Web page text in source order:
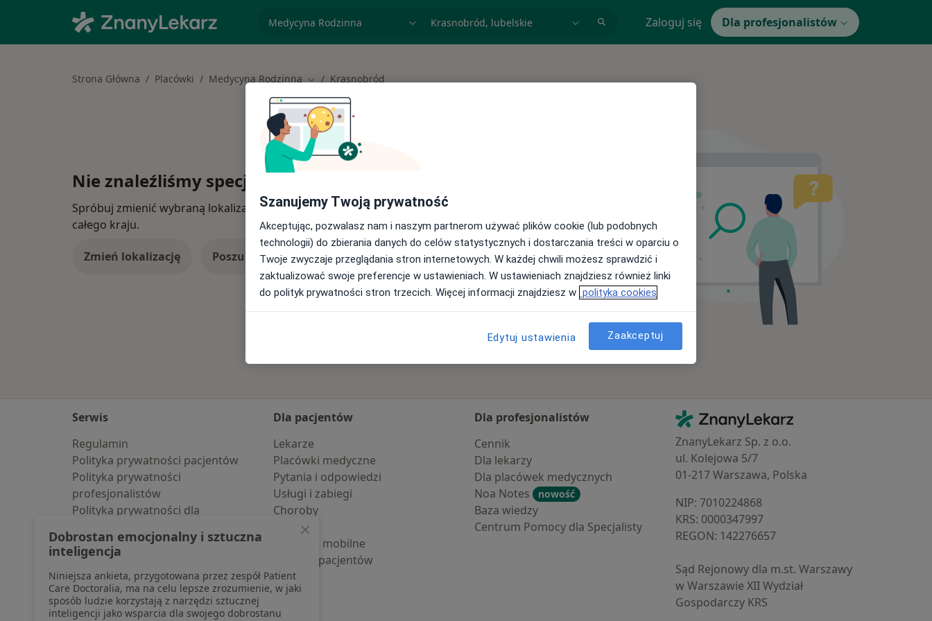
miasto lub dzielnica Zaloguj się Dla profesjonalistów
Strona Główna Placówki Medycyna Rodzinna Zmień miasto
Krasnobród
Nie znaleźliśmy specjalistów spełniających podane kryteria
Spróbuj zmienić wybraną lokalizację lub wypróbuj konsultacje online ze specjalistami z
całego kraju.
Zmień lokalizację Poszukaj konsultacji online
Serwis
Regulamin
Polityka prywatności pacjentów
Polityka prywatności
profesjonalistów
Polityka prywatności dla
pozyskaliśmy samodzielnie
Polityka cookies
Jak działają wyniki wyszukiwania
Dostępność
O nas
Dla pacjentów
Lekarze
Placówki medyczne
Pytania i odpowiedzi
Usługi i zabiegi
Choroby
Pomoc
Aplikacje mobilne
Blog dla pacjentów
Dla profesjonalistów
Cennik
Dla lekarzy
Dla placówek medycznych
Noa Notes
nowość
Baza wiedzy
Centrum Pomocy dla Specjalisty
Kontakt
ZnanyLekarz - Strona główna
ZnanyLekarz Sp. z o.o.
ul. Kolejowa 5/7
01-217 Warszawa, Polska
NIP: ⁠7010224868
KRS: ⁠0000347997
REGON: ⁠142276657
Sąd Rejonowy dla m.st. Warszawy
w Warszawie XII Wydział
Gospodarczy KRS
Szanujemy Twoją prywatność
Akceptując, pozwalasz nam i naszym partnerom używać plików cookie (lub podobnych
technologii) do zbierania danych do celów statystycznych i dostarczania treści w oparciu o
Twoje zwyczaje przeglądania stron internetowych. W każdej chwili możesz sprawdzić i
zaktualizować swoje preferencje w ustawieniach. W ustawieniach znajdziesz również linki
do polityk prywatności stron trzecich. Więcej informacji znajdziesz w polityka cookies
Edytuj ustawienia Zaakceptuj
Dobrostan emocjonalny i sztuczna
inteligencja
Niniejsza ankieta, przygotowana przez zespół Patient
Care Doctoralia, ma na celu lepsze zrozumienie, w jaki
sposób ludzie korzystają z narzędzi sztucznej
inteligencji jako wsparcia dla swojego dobrostanu